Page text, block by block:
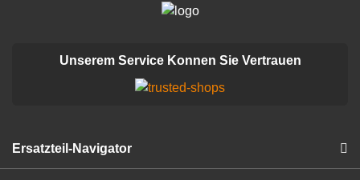
Unserem Service Konnen Sie Vertrauen
Ersatzteil-Navigator